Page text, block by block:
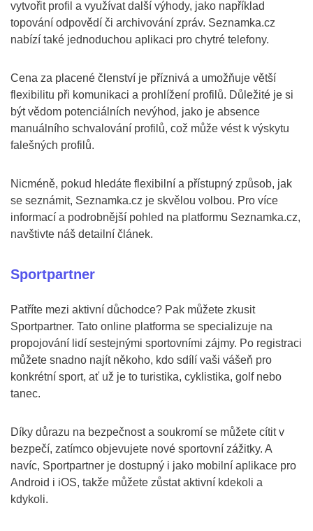
vytvořit profil a využívat další výhody, jako například
topování odpovědí či archivování zpráv. Seznamka.cz
nabízí také jednoduchou aplikaci pro chytré telefony.
Cena za placené členství je příznivá a umožňuje větší
flexibilitu při komunikaci a prohlížení profilů. Důležité je si
být vědom potenciálních nevýhod, jako je absence
manuálního schvalování profilů, což může vést k výskytu
falešných profilů.
Nicméně, pokud hledáte flexibilní a přístupný způsob, jak
se seznámit, Seznamka.cz je skvělou volbou. Pro více
informací a podrobnější pohled na platformu Seznamka.cz,
navštivte náš detailní článek.
Sportpartner
Patříte mezi aktivní důchodce? Pak můžete zkusit
Sportpartner. Tato online platforma se specializuje na
propojování lidí sestejnými sportovními zájmy. Po registraci
můžete snadno najít někoho, kdo sdílí vaši vášeň pro
konkrétní sport, ať už je to turistika, cyklistika, golf nebo
tanec.
Díky důrazu na bezpečnost a soukromí se můžete cítit v
bezpečí, zatímco objevujete nové sportovní zážitky. A
navíc, Sportpartner je dostupný i jako mobilní aplikace pro
Android i iOS, takže můžete zůstat aktivní kdekoli a
kdykoli.